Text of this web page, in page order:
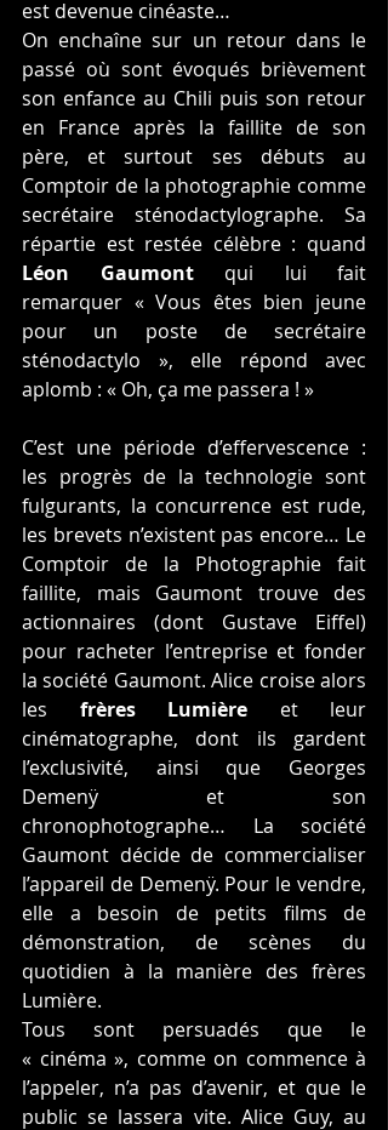
est devenue cinéaste…
On enchaîne sur un retour dans le
passé où sont évoqués brièvement
son enfance au Chili puis son retour
en France après la faillite de son
père, et surtout ses débuts au
Comptoir de la photographie comme
secrétaire sténodactylographe. Sa
Léon Gaumont qui lui fait
remarquer « Vous êtes bien jeune
pour un poste de secrétaire
sténodactylo », elle répond avec
aplomb : « Oh, ça me passera ! »
C’est une période d’effervescence :
les progrès de la technologie sont
fulgurants, la concurrence est rude,
les brevets n’existent pas encore… Le
Comptoir de la Photographie fait
faillite, mais Gaumont trouve des
actionnaires (dont Gustave Eiffel)
pour racheter l’entreprise et fonder
la société Gaumont. Alice croise alors
les frères Lumière et leur
cinématographe, dont ils gardent
l’exclusivité, ainsi que Georges
Demenÿ et son
chronophotographe… La société
Gaumont décide de commercialiser
l’appareil de Demenÿ. Pour le vendre,
elle a besoin de petits films de
démonstration, de scènes du
quotidien à la manière des frères
Lumière.
Tous sont persuadés que le
« cinéma », comme on commence à
l’appeler, n’a pas d’avenir, et que le
public se lassera vite. Alice Guy, au